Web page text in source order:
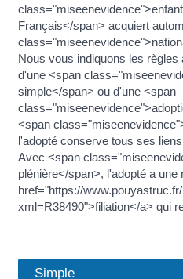
Français</span> acquiert
Nous vous indiquons les
d'une <span
simple</span> ou d'une <span
<span
l'adopté conserve tous ses
Avec <span
plénière</span>, l'adopté a une
href="https://
xml=R38490">filiation</a> qui
Simple